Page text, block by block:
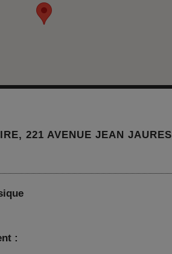
221 AVENUE JEAN JAURES
: